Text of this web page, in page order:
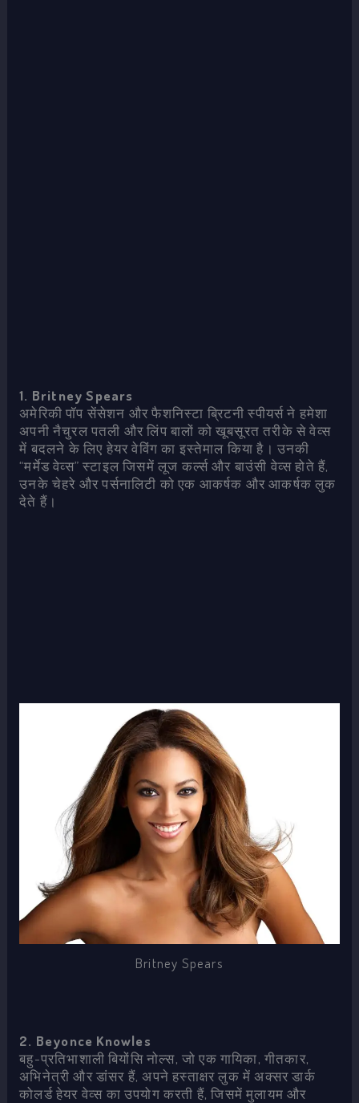
1. Britney Spears
अमेरिकी पॉप सेंसेशन और फैशनिस्टा ब्रिटनी स्पीयर्स ने हमेशा
अपनी नैचुरल पतली और लिंप बालों को खूबसूरत तरीके से वेव्स
में बदलने के लिए हेयर वेविंग का इस्तेमाल किया है। उनकी
“मर्मेड वेव्स” स्टाइल जिसमें लूज कर्ल्स और बाउंसी वेव्स होते हैं,
उनके चेहरे और पर्सनालिटी को एक आकर्षक और आकर्षक लुक
देते हैं।
Britney Spears
2. Beyonce Knowles
बहु-प्रतिभाशाली बियोंसि नोल्स, जो एक गायिका, गीतकार,
अभिनेत्री और डांसर हैं, अपने हस्ताक्षर लुक में अक्सर डार्क
कोलर्ड हेयर वेव्स का उपयोग करती हैं, जिसमें मुलायम और